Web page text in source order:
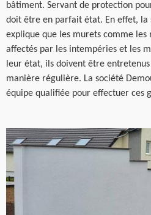
bâtiment. Servant de protection
doit être en parfait état. En effet, la
explique que les murets comme les
affectés par les intempéries et les
leur état, ils doivent être
manière régulière. La société
équipe qualifiée pour effectuer ces